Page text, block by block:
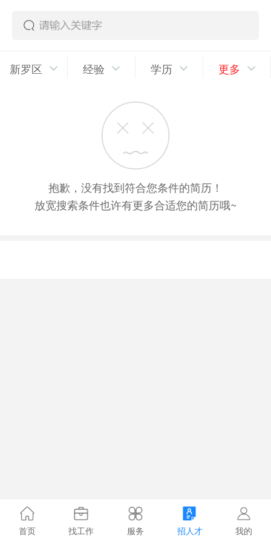
新罗区 经验 学历 更多
抱歉，没有找到符合您条件的简历！
放宽搜索条件也许有更多合适您的简历哦~
首页 找工作 服务 招人才 我的